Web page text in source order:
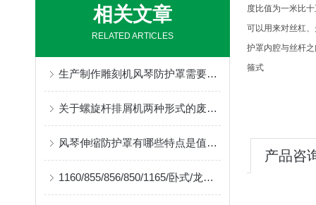
相关文章
RELATED ARTICLES
生产制作雕刻机风琴防护罩需要按照要求
关于螺旋杆排屑机两种形式的废屑处理技巧分享
风琴伸缩防护罩有哪些特点是值得我们选择的？
1160/855/856/850/1165/卧式/龙门/CNC加工中心排屑机,机床输送排屑设备盐山县奔兴制造
度比值为一米比
可以用来对丝杠
护罩内腔与丝杆
箍式
产品咨